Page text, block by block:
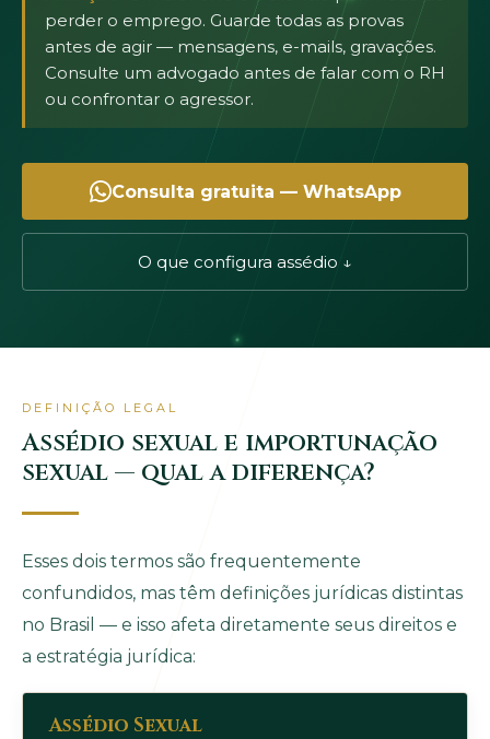
perder o emprego. Guarde todas as provas
antes de agir — mensagens, e-mails, gravações.
Consulte um advogado antes de falar com o RH
ou confrontar o agressor.
Consulta gratuita — WhatsApp
O que configura assédio ↓
DEFINIÇÃO LEGAL
Assédio sexual e importunação
sexual — qual a diferença?
Esses dois termos são frequentemente
confundidos, mas têm definições jurídicas distintas
no Brasil — e isso afeta diretamente seus direitos e
a estratégia jurídica:
Assédio Sexual